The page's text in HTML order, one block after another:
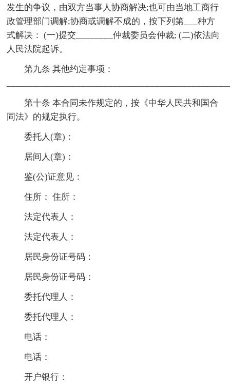
发生的争议，由双方当事人协商解决;也可由当地工商行
政管理部门调解;协商或调解不成的，按下列第___种方
式解决： (一)提交________仲裁委员会仲裁; (二)依法向
人民法院起诉。
第九条 其他约定事项：
第十条 本合同未作规定的，按《中华人民共和国合
同法》的规定执行。
委托人(章)：
居间人(章)：
鉴(公)证意见：
住所： 住所：
法定代表人：
法定代表人：
居民身份证号码：
居民身份证号码：
委托代理人：
委托代理人：
电话：
电话：
开户银行：